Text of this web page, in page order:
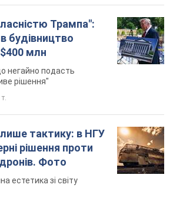
Трампа":
будівництво
млн
негайно подасть
рішення"
лише тактику: в НГУ
рішення проти
Фото
естетика зі світу